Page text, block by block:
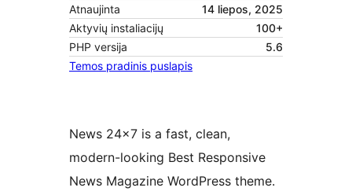
Atnaujinta
14 liepos, 2025
Aktyvių instaliacijų
100+
PHP versija
5.6
Temos pradinis puslapis
News 24×7 is a fast, clean,
modern-looking Best Responsive
News Magazine WordPress theme.